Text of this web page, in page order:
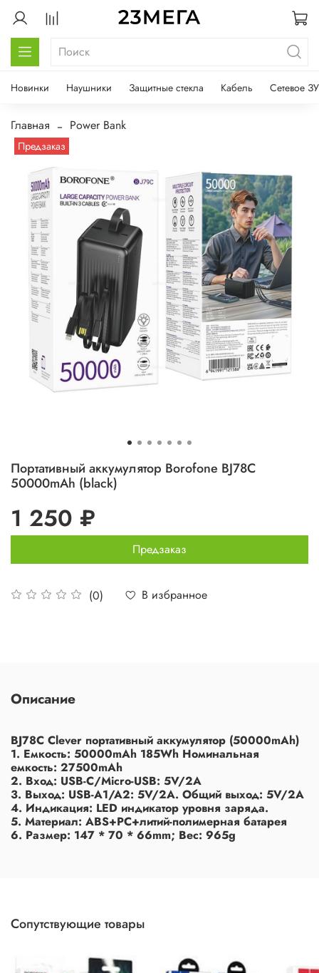
Новинки Наушники Защитные стекла Кабель Сетевое ЗУ
Главная Power Bank
Предзаказ
Портативный аккумулятор Borofone BJ78C
50000mAh (black)
(0) В избранное
1 250 ₽
Предзаказ
Описание
BJ78C Clever портативный аккумулятор (50000mAh)
1. Емкость: 50000mAh 185Wh Номинальная
емкость: 27500mAh
2. Вход: USB-C/Micro-USB: 5V/2A
3. Выход: USB-A1/A2: 5V/2A. Общий выход: 5V/2A
4. Индикация: LED индикатор уровня заряда.
5. Материал: ABS+PC+литий-полимерная батарея
6. Размер: 147 * 70 * 66mm; Вес: 965g
Сопутствующие товары